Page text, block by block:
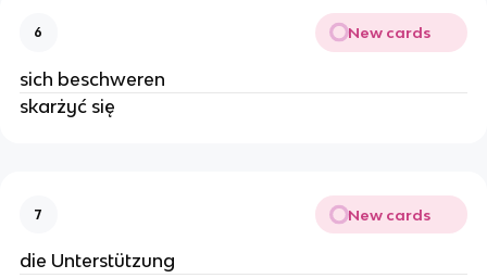
6 New cards
sich beschweren
skarżyć się
7 New cards
die Unterstützung